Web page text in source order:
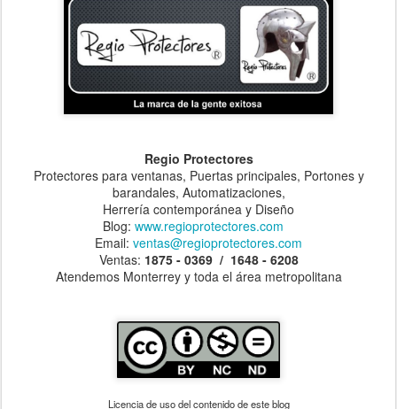
Regio Protectores
Protectores para ventanas, Puertas principales, Portones y
barandales, Automatizaciones,
Herrería contemporánea y Diseño
Blog: www.regioprotectores.com
Email: ventas@regioprotectores.com
Ventas: 1875 - 0369 / 1648 - 6208
Atendemos Monterrey y toda el área metropolitana
Licencia de uso del contenido de este blog